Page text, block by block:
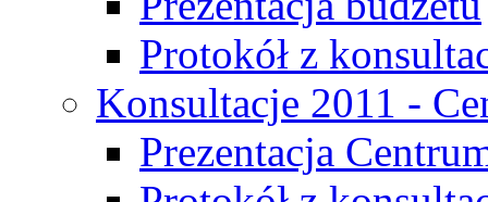
Protokół z
Konsultacje 2011 -
Prezentacja